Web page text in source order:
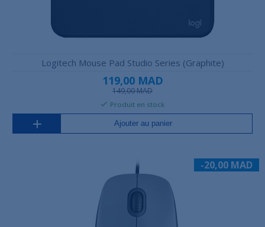
Logitech Mouse Pad Studio Series (Graphite)
119,00 MAD
149,00 MAD
Produit en stock
Ajouter au panier
-20,00 MAD